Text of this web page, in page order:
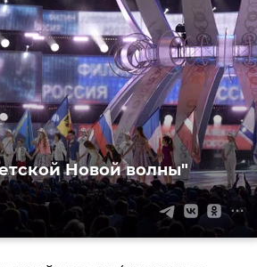
Новой волны"